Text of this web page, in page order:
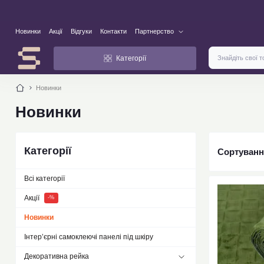
Новинки Акції Відгуки Контакти Партнерство
Категорії
Новинки
Новинки
Категорії
Всі категорії
Акції -%
Новинки
Інтер’єрні самоклеючі панелі під шкіру
Декоративна рейка